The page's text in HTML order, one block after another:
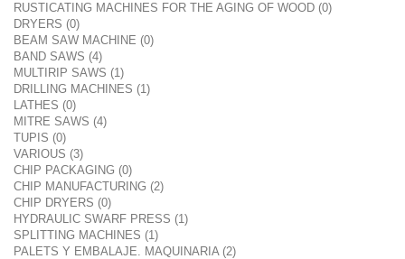
RUSTICATING MACHINES FOR THE AGING OF WOOD (0)
DRYERS (0)
BEAM SAW MACHINE (0)
BAND SAWS (4)
MULTIRIP SAWS (1)
DRILLING MACHINES (1)
LATHES (0)
MITRE SAWS (4)
TUPIS (0)
VARIOUS (3)
CHIP PACKAGING (0)
CHIP MANUFACTURING (2)
CHIP DRYERS (0)
HYDRAULIC SWARF PRESS (1)
SPLITTING MACHINES (1)
PALETS Y EMBALAJE. MAQUINARIA (2)